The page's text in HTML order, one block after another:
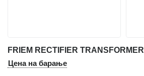
FRIEM RECTIFIER TRANSFORMER
Цена на барање